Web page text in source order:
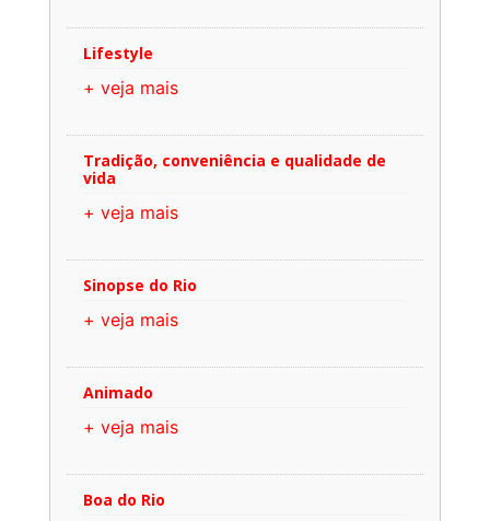
Lifestyle
+ veja mais
Tradição, conveniência e qualidade de
vida
+ veja mais
Sinopse do Rio
+ veja mais
Animado
+ veja mais
Boa do Rio